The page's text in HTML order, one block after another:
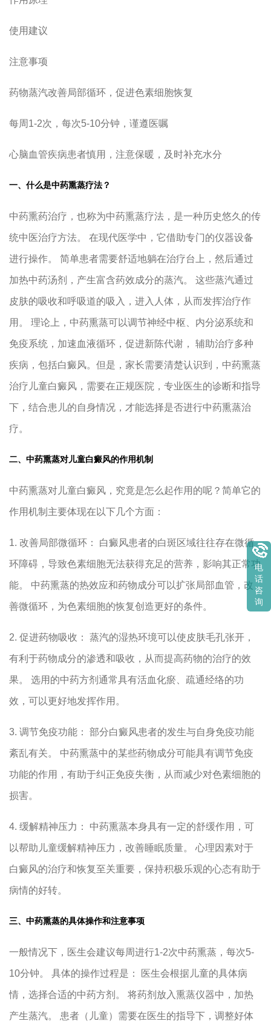
使用建议
注意事项
药物蒸汽改善局部循环，促进色素细胞恢复
每周1-2次，每次5-10分钟，谨遵医嘱
心脑血管疾病患者慎用，注意保暖，及时补充水分
一、什么是中药熏蒸疗法？
中药熏药治疗，也称为中药熏蒸疗法，是一种历史悠久的传
统中医治疗方法。 在现代医学中，它借助专门的仪器设备
进行操作。 简单患者需要舒适地躺在治疗台上，然后通过
加热中药汤剂，产生富含药效成分的蒸汽。 这些蒸汽通过
皮肤的吸收和呼吸道的吸入，进入人体，从而发挥治疗作
用。 理论上，中药熏蒸可以调节神经中枢、内分泌系统和
免疫系统，加速血液循环，促进新陈代谢， 辅助治疗多种
疾病，包括白癜风。但是，家长需要清楚认识到，中药熏蒸
治疗儿童白癜风，需要在正规医院，专业医生的诊断和指导
下，结合患儿的自身情况，才能选择是否进行中药熏蒸治
疗。
二、中药熏蒸对儿童白癜风的作用机制
中药熏蒸对儿童白癜风，究竟是怎么起作用的呢？简单它的
作用机制主要体现在以下几个方面：
1. 改善局部微循环： 白癜风患者的白斑区域往往存在微循
环障碍，导致色素细胞无法获得充足的营养，影响其正常功
能。 中药熏蒸的热效应和药物成分可以扩张局部血管，改
善微循环，为色素细胞的恢复创造更好的条件。
2. 促进药物吸收： 蒸汽的湿热环境可以使皮肤毛孔张开，
有利于药物成分的渗透和吸收，从而提高药物的治疗的效
果。 选用的中药方剂通常具有活血化瘀、疏通经络的功
效，可以更好地发挥作用。
3. 调节免疫功能： 部分白癜风患者的发生与自身免疫功能
紊乱有关。 中药熏蒸中的某些药物成分可能具有调节免疫
功能的作用，有助于纠正免疫失衡，从而减少对色素细胞的
损害。
4. 缓解精神压力： 中药熏蒸本身具有一定的舒缓作用，可
以帮助儿童缓解精神压力，改善睡眠质量。 心理因素对于
白癜风的治疗和恢复至关重要，保持积极乐观的心态有助于
病情的好转。
三、中药熏蒸的具体操作和注意事项
一般情况下，医生会建议每周进行1-2次中药熏蒸，每次5-
10分钟。 具体的操作过程是： 医生会根据儿童的具体病
情，选择合适的中药方剂。 将药剂放入熏蒸仪器中，加热
产生蒸汽。 患者（儿童）需要在医生的指导下，调整好体
电
话
咨
询